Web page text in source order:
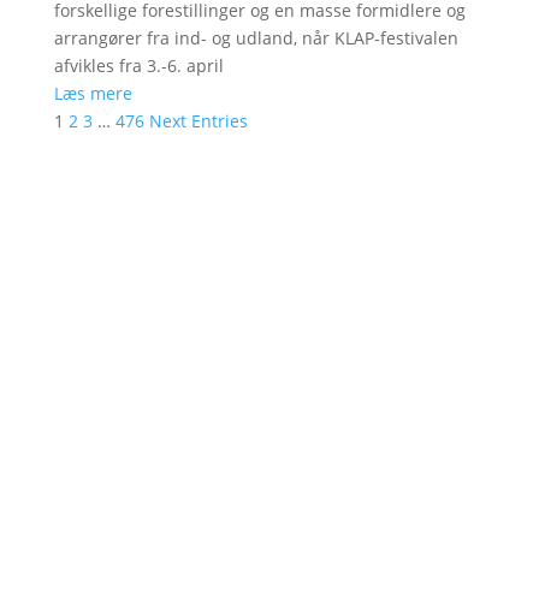
forskellige forestillinger og en masse formidlere og
arrangører fra ind- og udland, når KLAP-festivalen
afvikles fra 3.-6. april
Læs mere
1 2 3 … 476 Next Entries